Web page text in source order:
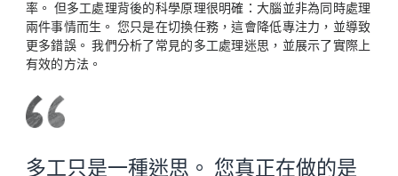
率。 但多工處理背後的科學原理很明確：大腦並非為同時處理
兩件事情而生。 您只是在切換任務，這會降低專注力，並導致
更多錯誤。 我們分析了常見的多工處理迷思，並展示了實際上
有效的方法。
多工只是一種迷思。 您真正在做的是